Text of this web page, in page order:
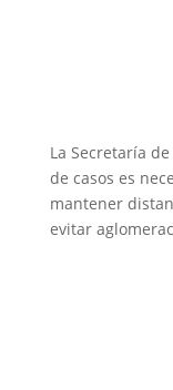
La Secretaría
de casos es
mantener
evitar